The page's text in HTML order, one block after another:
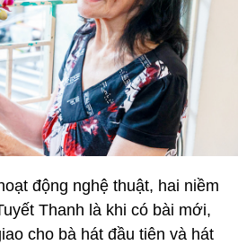
động nghệ thuật, hai niềm
Thanh là khi có bài mới,
cho bà hát đầu tiên và hát